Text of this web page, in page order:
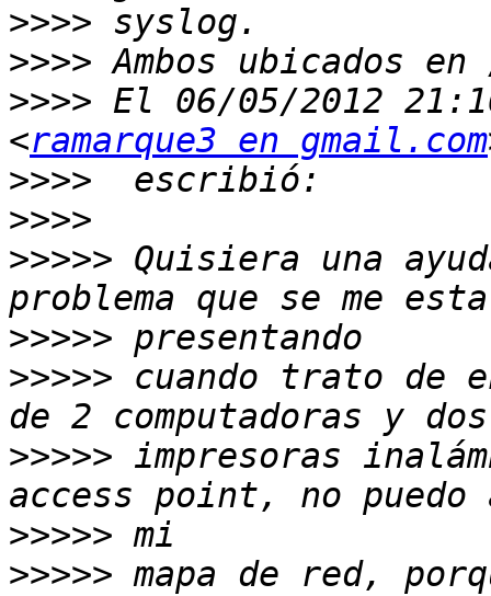
>>>>
>>>>
>>>> El 06/05/2012
<ramarque3 en gmail.com
>>>>
>>>>
>>>>> Quisiera una
>>>>>
>>>>> cuando trato de
>>>>> impresoras
>>>>>
>>>>> mapa de red,